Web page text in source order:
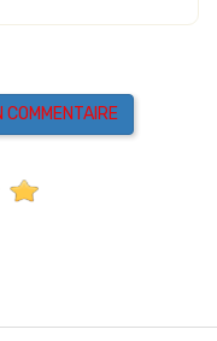
COMMENTAIRE